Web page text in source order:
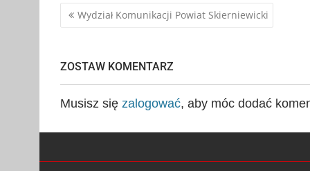
Nawigacja
Wydział Komunikacji Powiat Skierniewicki
ZOSTAW KOMENTARZ
Musisz się zalogować, aby móc dodać